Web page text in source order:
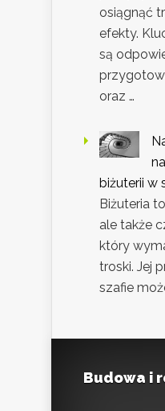
osiągnąć
efekty.
są
oraz …
biżuterii w
Biżuteria
ale także
który
troski. Jej
szafie
Budowa i